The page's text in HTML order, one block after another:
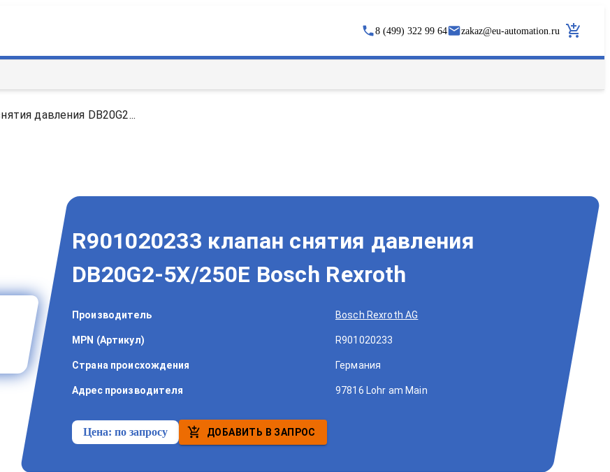
8 (499) 322 99 64 zakaz@eu-automation.ru
давления DB20G2...
R901020233 клапан снятия давления
DB20G2-5X/250E Bosch Rexroth
Производитель Bosch Rexroth AG
MPN (Артикул) R901020233
Страна происхождения Германия
Адрес производителя 97816 Lohr am Main
Цена:по запросу ДОБАВИТЬ В ЗАПРОС